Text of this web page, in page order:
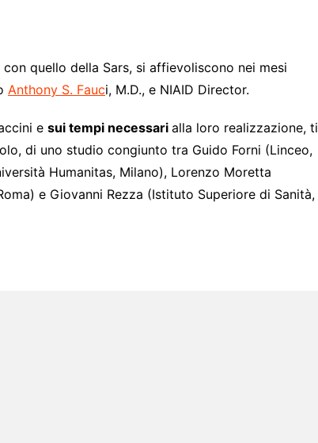
quello della Sars, si affievoliscono nei mesi
Anthony S. Fauci, M.D., e NIAID Director.
e sui tempi necessari alla loro realizzazione, ti
di uno studio congiunto tra Guido Forni (Linceo,
Humanitas, Milano), Lorenzo Moretta
e Giovanni Rezza (Istituto Superiore di Sanità,